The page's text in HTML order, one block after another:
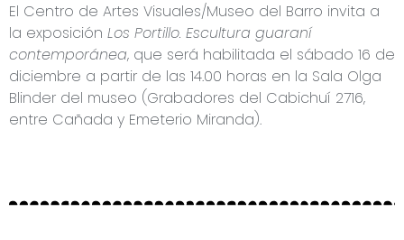
El Centro de Artes Visuales/Museo del Barro invita a
la exposición Los Portillo. Escultura guaraní
contemporánea, que será habilitada el sábado 16 de
diciembre a partir de las 14.00 horas en la Sala Olga
Blinder del museo (Grabadores del Cabichuí 2716,
entre Cañada y Emeterio Miranda).